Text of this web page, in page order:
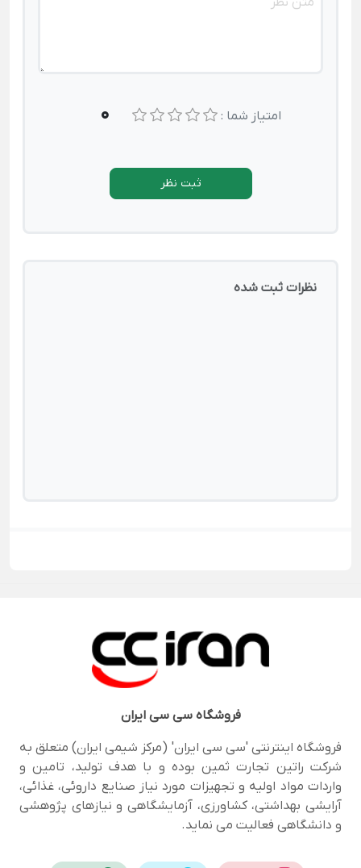
امتیاز شما : 0
ثبت نظر
نظرات ثبت شده
فروشگاهسی سی ایران
فروشگاه اینترنتی 'سی سی ایران' (مرکز شیمی ایران) متعلق به
شرکت راتین تجارت ثمین بوده و با هدف تولید، تامین و
واردات مواد اولیه و تجهیزات مورد نیاز صنایع داروئی، غذائی،
آرایشی بهداشتی، کشاورزی، آزمایشگاهی و نیازهای پژوهشی
و دانشگاهی فعالیت می نماید.